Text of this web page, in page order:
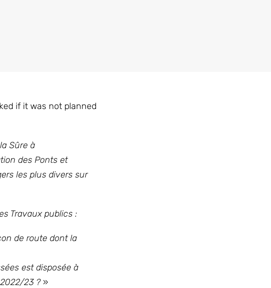
if it was not planned
Sûre à
des Ponts et
les plus divers sur
Travaux publics :
de route dont la
est disposée à
23 ?»